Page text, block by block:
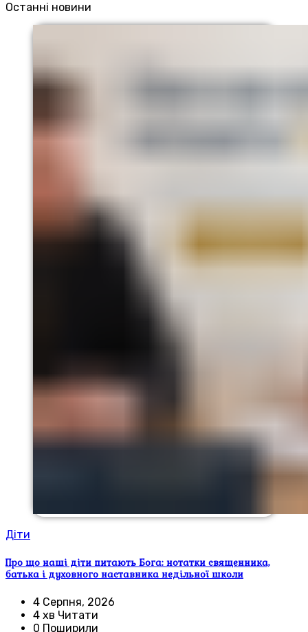
Останні новини
Діти
Про що наші діти питають Бога: нотатки священника,
батька і духовного наставника недільної школи
4 Серпня, 2026
4 хв Читати
0 Поширили